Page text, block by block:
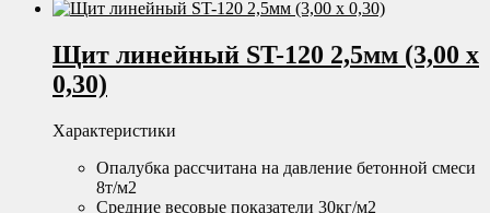
Щит линейный ST-120 2,5мм (3,00 х
0,30)
Характеристики
Опалубка рассчитана на давление бетонной смеси
8т/м2
Средние весовые показатели 30кг/м2